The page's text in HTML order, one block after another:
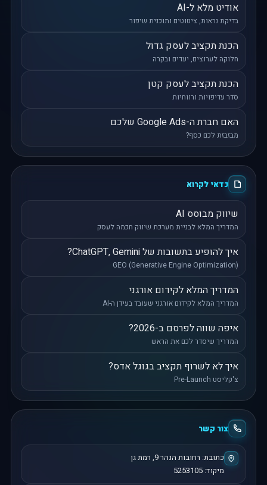
אודיט מלא ל-AI
בדיקת נראות, ציטוטים ותוכנית שיפור
הכנת תקציב לעסק גדול
חלוקה לערוצים, יעדים ובקרה
הכנת תקציב לעסק קטן
סדר עדיפויות ורווחיות
האם חברת ה-Google Ads שלכם
מבזבזת לכם כסף?
כדאי לקרוא
שיווק מבוסס AI
המדריך המלא לבניית מערכת שיווק חכמה לעסק
איך להופיע בתשובות של ChatGPT, Gemini?
GEO (Generative Engine Optimization)
המדריך המלא לקידום אורגני
המדריך המלא לקידום אורגני שעובד בעידן ה-AI
איפה שווה לפרסם ב-2026?
המדריך שיסדר לכם את הראש
איך לא לשרוף תקציב בגוגל אדס?
צ'קליסט Pre-Launch
צור קשר
כתובת: רחובות הנהר 9 , רמת גן
מיקוד: 5253105